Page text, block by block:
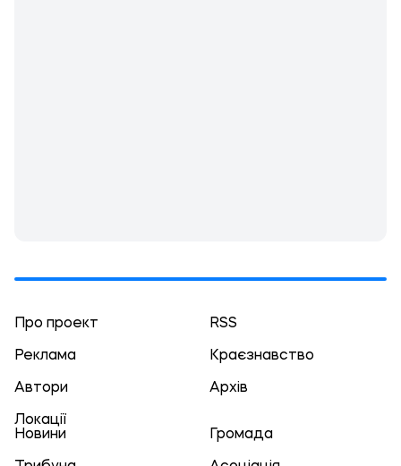
Про проект RSS
Реклама Краєзнавство
Автори Архів
Локації
Новини
Громада